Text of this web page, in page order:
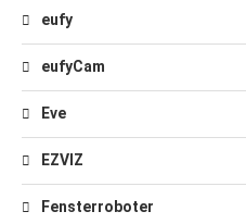
eufy
eufyCam
Eve
EZVIZ
Fensterroboter